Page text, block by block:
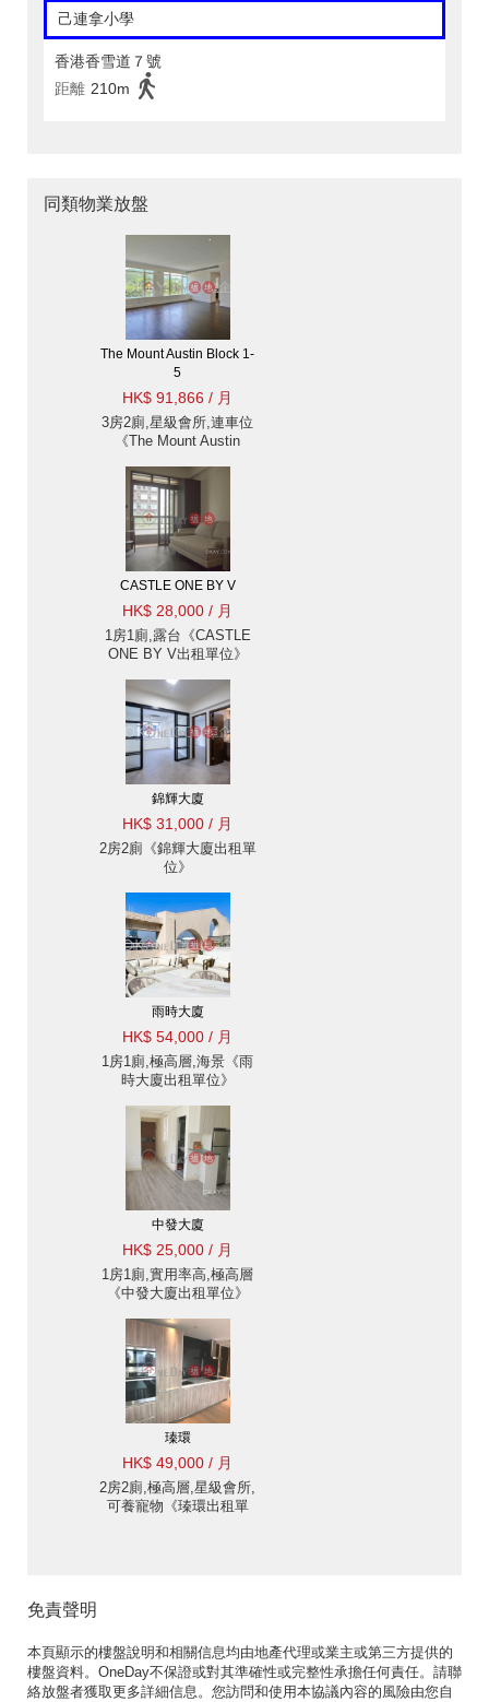
己連拿小學
香港香雪道７號
距離 210m
同類物業放盤
The Mount Austin Block 1-
5
HK$ 91,866 / 月
3房2廁,星級會所,連車位
《The Mount Austin
CASTLE ONE BY V
HK$ 28,000 / 月
1房1廁,露台《CASTLE
ONE BY V出租單位》
錦輝大廈
HK$ 31,000 / 月
2房2廁《錦輝大廈出租單
位》
雨時大廈
HK$ 54,000 / 月
1房1廁,極高層,海景《雨
時大廈出租單位》
中發大廈
HK$ 25,000 / 月
1房1廁,實用率高,極高層
《中發大廈出租單位》
瑧環
HK$ 49,000 / 月
2房2廁,極高層,星級會所,
可養寵物《瑧環出租單
免責聲明
本頁顯示的樓盤說明和相關信息均由地產代理或業主或第三方提供的
樓盤資料。OneDay不保證或對其準確性或完整性承擔任何責任。請聯
絡放盤者獲取更多詳細信息。您訪問和使用本協議內容的風險由您自